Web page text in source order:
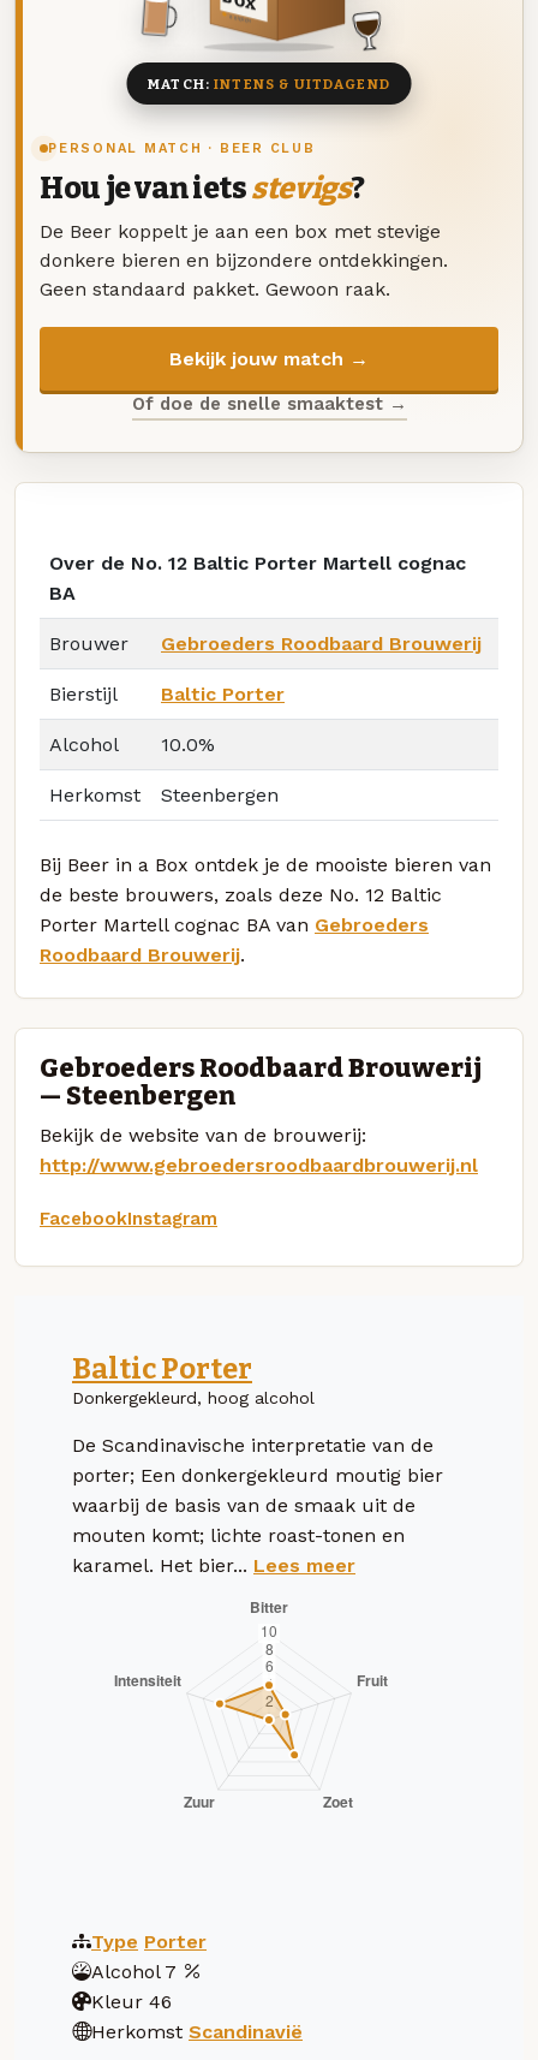
PERSONAL MATCH · BEER CLUB
Hou je van ietsstevigs?
De Beer koppelt je aan een box met stevige
donkere bieren en bijzondere ontdekkingen.
Geen standaard pakket. Gewoon raak.
Bekijk jouw match →
Of doe de snelle smaaktest →
8 BIEREN
MATCH:INTENS & UITDAGEND
Over de No. 12 Baltic Porter Martell cognac
BA
Brouwer Gebroeders Roodbaard Brouwerij
Bierstijl Baltic Porter
Alcohol 10.0%
Herkomst Steenbergen
Bij Beer in a Box ontdek je de mooiste bieren van
de beste brouwers, zoals deze No. 12 Baltic
Porter Martell cognac BA van Gebroeders
Roodbaard Brouwerij.
Gebroeders Roodbaard Brouwerij
— Steenbergen
Bekijk de website van de brouwerij:
http://www.gebroedersroodbaardbrouwerij.nl
FacebookInstagram
Baltic Porter
Donkergekleurd, hoog alcohol
De Scandinavische interpretatie van de
porter; Een donkergekleurd moutig bier
waarbij de basis van de smaak uit de
mouten komt; lichte roast-tonen en
karamel. Het bier... Lees meer
Type Porter
Alcohol 7
Kleur 46
Herkomst Scandinavië